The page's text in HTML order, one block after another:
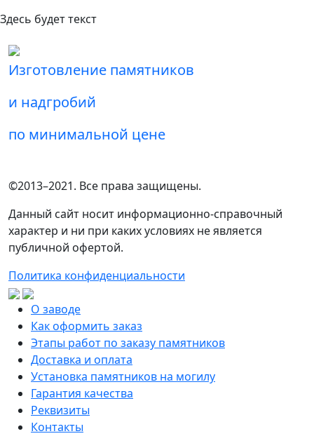
Здесь будет текст
Изготовление памятников
и надгробий
по минимальной цене
©2013–2021. Все права защищены.
Данный сайт носит информационно-справочный
характер и ни при каких условиях не является
публичной офертой.
Политика конфиденциальности
О заводе
Как оформить заказ
Этапы работ по заказу памятников
Доставка и оплата
Установка памятников на могилу
Гарантия качества
Реквизиты
Контакты